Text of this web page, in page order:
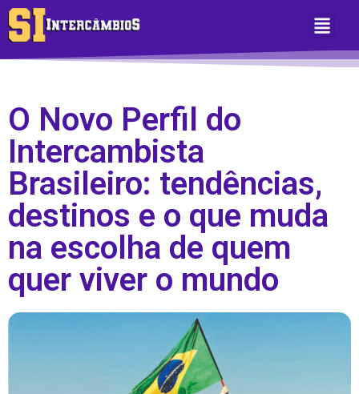
O Novo Perfil do
Intercambista
Brasileiro: tendências,
destinos e o que muda
na escolha de quem
quer viver o mundo